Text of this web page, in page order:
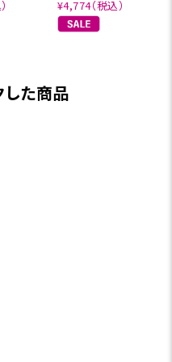
¥4,774（税込）
した商品